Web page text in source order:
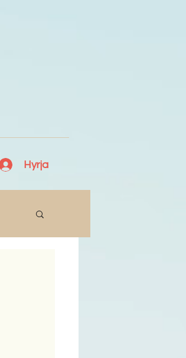
Hyrja